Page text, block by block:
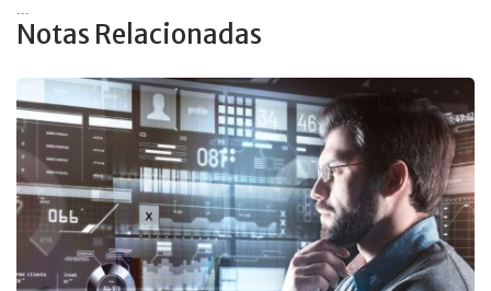
...
Notas Relacionadas